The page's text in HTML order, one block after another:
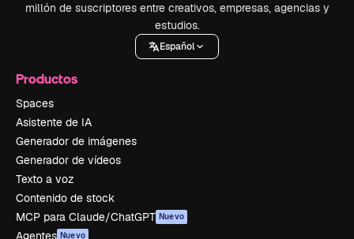
millón de suscriptores entre creativos, empresas, agencias y
estudios.
Español
Productos
Spaces
Asistente de IA
Generador de imágenes
Generador de vídeos
Texto a voz
Contenido de stock
MCP para Claude/ChatGPT Nuevo
Agentes Nuevo